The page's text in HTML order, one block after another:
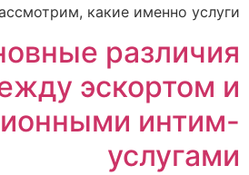
какие именно услуги […]
различия
эскортом и
интим-
услугами